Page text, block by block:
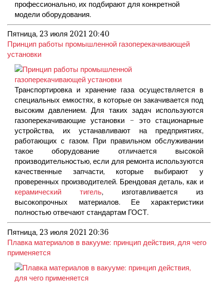
профессионально, их подбирают для конкретной
модели оборудования.
Пятница, 23 июля 2021 20:40
Принцип работы промышленной газоперекачивающей
установки
Транспортировка и хранение газа осуществляется в
специальных емкостях, в которые он закачивается под
высоким давлением. Для таких задач используются
газоперекачивающие установки – это стационарные
устройства, их устанавливают на предприятиях,
работающих с газом. При правильном обслуживании
такое оборудование отличается высокой
производительностью, если для ремонта используются
качественные запчасти, которые выбирают у
проверенных производителей. Брендовая деталь, как и
керамический тигель, изготавливается из
высокопрочных материалов. Ее характеристики
полностью отвечают стандартам ГОСТ.
Пятница, 23 июля 2021 20:36
Плавка материалов в вакууме: принцип действия, для чего
применяется